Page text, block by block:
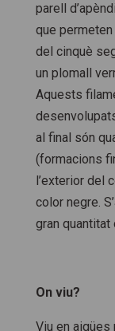
parell
que
del cinquè
un plomall
Aquests
al final són
(formacions
l’exterior del
color negre.
gran quantitat
On viu?
Viu en